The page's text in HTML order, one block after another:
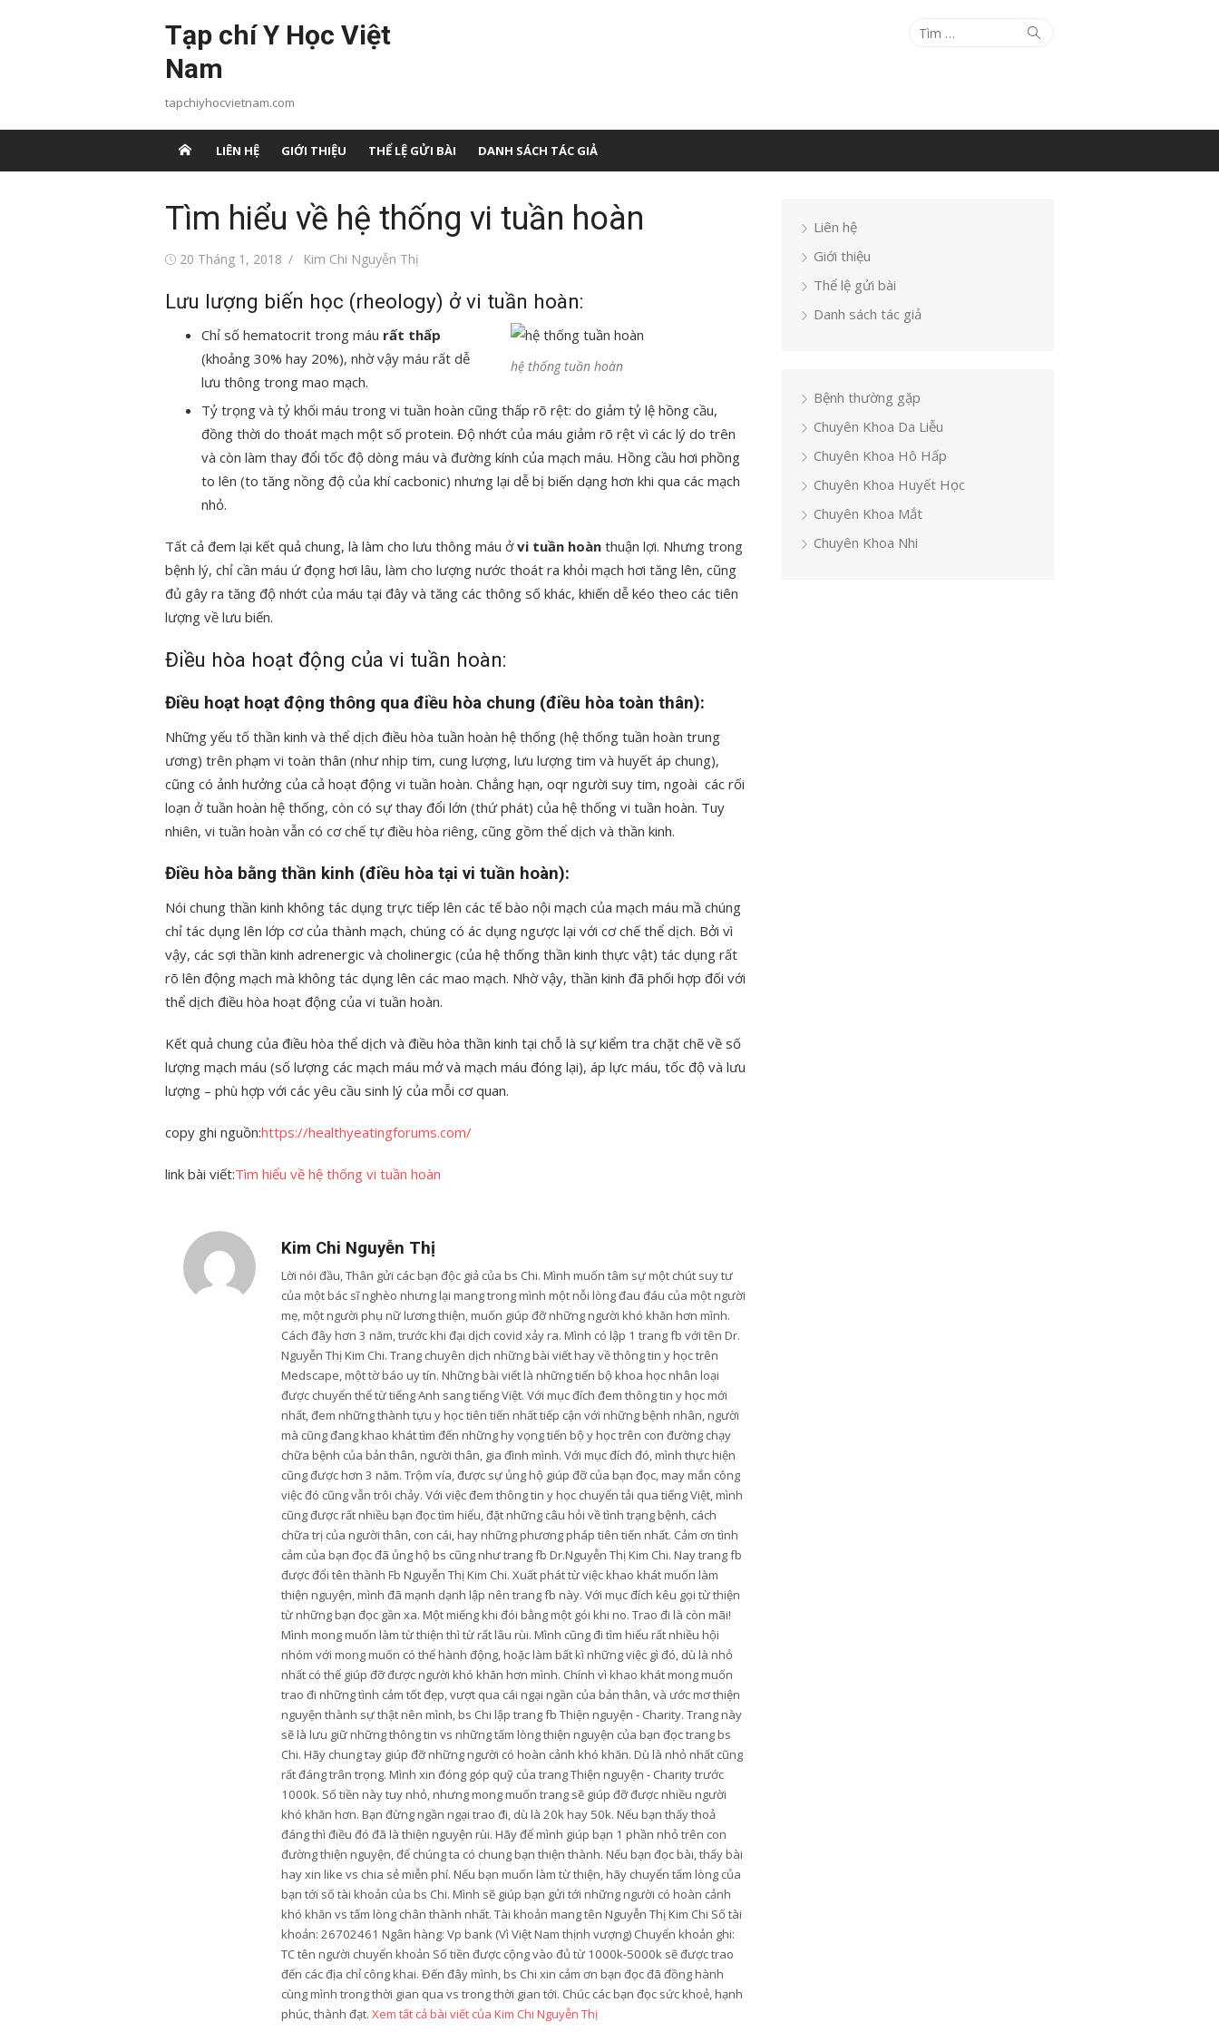
Tạp chí Y Học Việt
Nam
tapchiyhocvietnam.com
Tìm
Tìm
LIÊN HỆ GIỚI THIỆU THỂ LỆ GỬI BÀI DANH SÁCH TÁC GIẢ
Tìm hiểu về hệ thống vi tuần hoàn
Đăng20 Tháng 1, 2018
Tác
Kim Chi Nguyễn Thị
Lưu lượng biến học (rheology) ở vi tuần hoàn:
hệ thống tuần hoàn
Chỉ số hematocrit trong máu rất thấp
(khoảng 30% hay 20%), nhờ vậy máu rất dễ
lưu thông trong mao mạch.
Tỷ trọng và tỷ khối máu trong vi tuần hoàn cũng thấp rõ rệt: do giảm tỷ lệ hồng cầu,
đồng thời do thoát mạch một số protein. Độ nhớt của máu giảm rõ rệt vì các lý do trên
và còn làm thay đổi tốc độ dòng máu và đường kính của mạch máu. Hồng cầu hơi phồng
to lên (to tăng nồng độ của khí cacbonic) nhưng lại dễ bị biến dạng hơn khi qua các mạch
nhỏ.
Tất cả đem lại kết quả chung, là làm cho lưu thông máu ởvi tuần hoàn thuận lợi. Nhưng trong
bệnh lý, chỉ cần máu ứ đọng hơi lâu, làm cho lượng nước thoát ra khỏi mạch hơi tăng lên, cũng
đủ gây ra tăng độ nhớt của máu tại đây và tăng các thông số khác, khiến dễ kéo theo các tiên
lượng về lưu biến.
Điều hòa hoạt động của vi tuần hoàn:
Điều hoạt hoạt động thông qua điều hòa chung (điều hòa toàn thân):
Những yếu tố thần kinh và thể dịch điều hòa tuần hoàn hệ thống (hệ thống tuần hoàn trung
ương) trên phạm vi toàn thân (như nhịp tim, cung lượng, lưu lượng tim và huyết áp chung),
cũng có ảnh hưởng của cả hoạt động vi tuần hoàn. Chẳng hạn, oqr người suy tim, ngoài các rối
loạn ở tuần hoàn hệ thống, còn có sự thay đổi lớn (thứ phát) của hệ thống vi tuần hoàn. Tuy
nhiên, vi tuần hoàn vẫn có cơ chế tự điều hòa riêng, cũng gồm thể dịch và thần kinh.
Điều hòa bằng thần kinh (điều hòa tại vi tuần hoàn):
Nói chung thần kinh không tác dụng trực tiếp lên các tế bào nội mạch của mạch máu mầ chúng
chỉ tác dụng lên lớp cơ của thành mạch, chúng có ác dụng ngược lại với cơ chế thể dịch. Bởi vì
vậy, các sợi thần kinh adrenergic và cholinergic (của hệ thống thần kinh thực vật) tác dụng rất
rõ lên động mạch mà không tác dụng lên các mao mạch. Nhờ vậy, thần kinh đã phối hợp đối với
thể dịch điều hòa hoạt động của vi tuần hoàn.
Kết quả chung của điều hòa thể dịch và điều hòa thần kinh tại chỗ là sự kiểm tra chặt chẽ về số
lượng mạch máu (số lượng các mạch máu mở và mạch máu đóng lại), áp lực máu, tốc độ và lưu
lượng – phù hợp với các yêu cầu sinh lý của mỗi cơ quan.
copy ghi nguồn:https://healthyeatingforums.com/
link bài viết:Tìm hiểu về hệ thống vi tuần hoàn
Kim Chi Nguyễn Thị
Lời nói đầu, Thân gửi các bạn độc giả của bs Chi. Mình muốn tâm sự một chút suy tư
của một bác sĩ nghèo nhưng lại mang trong mình một nỗi lòng đau đáu của một người
mẹ, một người phụ nữ lương thiện, muốn giúp đỡ những người khó khăn hơn mình.
Cách đây hơn 3 năm, trước khi đại dịch covid xảy ra. Mình có lập 1 trang fb với tên Dr.
Nguyễn Thị Kim Chi. Trang chuyên dịch những bài viết hay về thông tin y học trên
Medscape, một tờ báo uy tín. Những bài viết là những tiến bộ khoa học nhân loại
được chuyển thể từ tiếng Anh sang tiếng Việt. Với mục đích đem thông tin y học mới
nhất, đem những thành tựu y học tiên tiến nhất tiếp cận với những bệnh nhân, người
mà cũng đang khao khát tìm đến những hy vọng tiến bộ y học trên con đường chạy
chữa bệnh của bản thân, người thân, gia đình mình. Với mục đích đó, mình thực hiện
cũng được hơn 3 năm. Trộm vía, được sự ủng hộ giúp đỡ của bạn đọc, may mắn công
việc đó cũng vẫn trôi chảy. Với việc đem thông tin y học chuyển tải qua tiếng Việt, mình
cũng được rất nhiều bạn đọc tìm hiểu, đặt những câu hỏi về tình trạng bệnh, cách
chữa trị của người thân, con cái, hay những phương pháp tiên tiến nhất. Cảm ơn tình
cảm của bạn đọc đã ủng hộ bs cũng như trang fb Dr.Nguyễn Thị Kim Chi. Nay trang fb
được đổi tên thành Fb Nguyễn Thị Kim Chi. Xuất phát từ việc khao khát muốn làm
thiện nguyện, mình đã mạnh dạnh lập nên trang fb này. Với mục đích kêu gọi từ thiện
từ những bạn đọc gần xa. Một miếng khi đói bằng một gói khi no. Trao đi là còn mãi!
Mình mong muốn làm từ thiện thì từ rất lâu rùi. Mình cũng đi tìm hiểu rất nhiều hội
nhóm với mong muốn có thể hành động, hoặc làm bất kì những việc gì đó, dù là nhỏ
nhất có thể giúp đỡ được người khó khăn hơn mình. Chính vì khao khát mong muốn
trao đi những tình cảm tốt đẹp, vượt qua cái ngại ngần của bản thân, và ước mơ thiện
nguyện thành sự thật nên mình, bs Chi lập trang fb Thiện nguyện - Charity. Trang này
sẽ là lưu giữ những thông tin vs những tấm lòng thiện nguyện của bạn đọc trang bs
Chi. Hãy chung tay giúp đỡ những người có hoàn cảnh khó khăn. Dù là nhỏ nhất cũng
rất đáng trân trọng. Mình xin đóng góp quỹ của trang Thiện nguyện - Charity trước
1000k. Số tiền này tuy nhỏ, nhưng mong muốn trang sẽ giúp đỡ được nhiều người
khó khăn hơn. Bạn đừng ngần ngại trao đi, dù là 20k hay 50k. Nếu bạn thấy thoả
đáng thì điều đó đã là thiện nguyện rùi. Hãy để mình giúp bạn 1 phần nhỏ trên con
đường thiện nguyện, để chúng ta có chung bạn thiện thành. Nếu bạn đọc bài, thấy bài
hay xin like vs chia sẻ miễn phí. Nếu bạn muốn làm từ thiện, hãy chuyển tấm lòng của
bạn tới số tài khoản của bs Chi. Mình sẽ giúp bạn gửi tới những người có hoàn cảnh
khó khăn vs tấm lòng chân thành nhất. Tài khoản mang tên Nguyễn Thị Kim Chi Số tài
khoản: 26702461 Ngân hàng: Vp bank (Vì Việt Nam thịnh vượng) Chuyển khoản ghi:
TC tên người chuyển khoản Số tiền được cộng vào đủ từ 1000k-5000k sẽ được trao
đến các địa chỉ công khai. Đến đây mình, bs Chi xin cảm ơn bạn đọc đã đồng hành
cùng mình trong thời gian qua vs trong thời gian tới. Chúc các bạn đọc sức khoẻ, hạnh
phúc, thành đạt. Xem tất cả bài viết của Kim Chi Nguyễn Thị
Liên hệ
Giới thiệu
Thể lệ gửi bài
Danh sách tác giả
Bệnh thường gặp
Chuyên Khoa Da Liễu
Chuyên Khoa Hô Hấp
Chuyên Khoa Huyết Học
Chuyên Khoa Mắt
Chuyên Khoa Nhi